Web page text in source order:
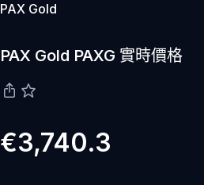
PAX Gold
PAX Gold PAXG 實時價格
€3,740.3